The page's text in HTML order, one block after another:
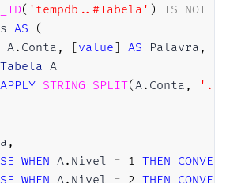
( 'tempdb..#Tabela' ) IS NOT
AS
(
A. Conta , value AS Palavra ,
A
APPLY STRING_SPLIT(A. Conta , '.'
,
WHEN A. Nivel = 1 THEN